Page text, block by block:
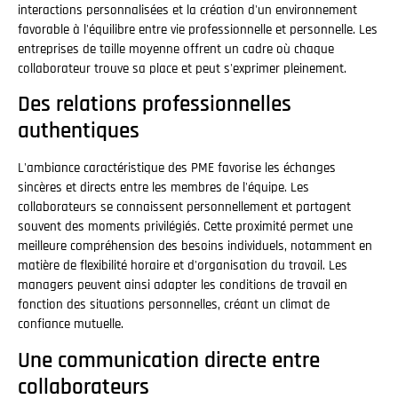
interactions personnalisées et la création d'un environnement
favorable à l'équilibre entre vie professionnelle et personnelle. Les
entreprises de taille moyenne offrent un cadre où chaque
collaborateur trouve sa place et peut s'exprimer pleinement.
Des relations professionnelles
authentiques
L'ambiance caractéristique des PME favorise les échanges
sincères et directs entre les membres de l'équipe. Les
collaborateurs se connaissent personnellement et partagent
souvent des moments privilégiés. Cette proximité permet une
meilleure compréhension des besoins individuels, notamment en
matière de flexibilité horaire et d'organisation du travail. Les
managers peuvent ainsi adapter les conditions de travail en
fonction des situations personnelles, créant un climat de
confiance mutuelle.
Une communication directe entre
collaborateurs